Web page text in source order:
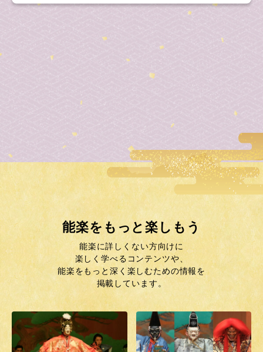
能楽をもっと楽しもう
能楽に詳しくない方向けに
楽しく学べるコンテンツや、
能楽をもっと深く楽しむための情報を
掲載しています。